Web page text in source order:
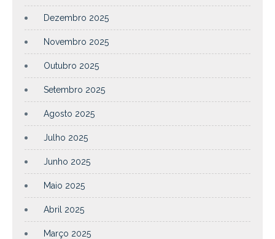
Dezembro 2025
Novembro 2025
Outubro 2025
Setembro 2025
Agosto 2025
Julho 2025
Junho 2025
Maio 2025
Abril 2025
Março 2025